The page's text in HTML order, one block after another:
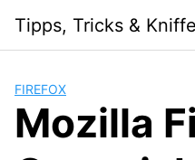
content
Tipps, Tricks & Kniffe
FIREFOX
Mozilla